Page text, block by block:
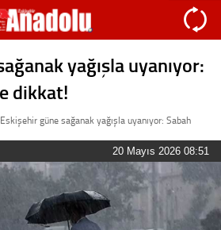
yağışla uyanıyor:
dikkat!
Eskişehir güne sağanak yağışla uyanıyor: Sabah
20 Mayıs 2026 08:51